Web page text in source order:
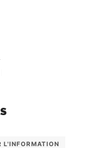
L'INFORMATION